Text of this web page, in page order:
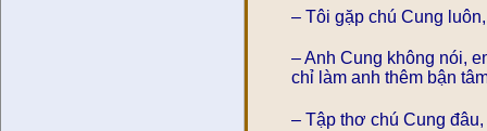
– Tôi gặp chú Cung
– Anh Cung không nói,
chỉ làm anh thêm bận
– Tập thơ chú Cung